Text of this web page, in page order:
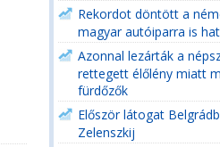
Rekordot döntött a
magyar autóiparra is
Azonnal lezárták a
rettegett élőlény miatt
fürdőzők
Először látogat
Zelenszkij